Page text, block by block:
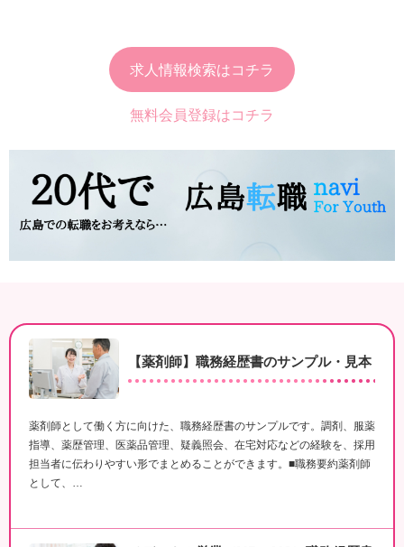
求人情報検索はコチラ
無料会員登録はコチラ
【薬剤師】職務経歴書のサンプル・見本
薬剤師として働く方に向けた、職務経歴書のサンプルです。調剤、服薬
指導、薬歴管理、医薬品管理、疑義照会、在宅対応などの経験を、採用
担当者に伝わりやすい形でまとめることができます。■職務要約薬剤師
として、…